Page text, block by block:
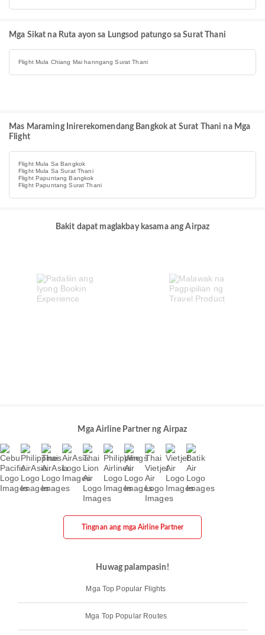
Mga Sikat na Ruta ayon sa Lungsod patungo sa Surat Thani
Flight Mula Chiang Mai hanngang Surat Thani
Mas Maraming Inirerekomendang Bangkok at Surat Thani na Mga
Flight
Flight Mula Sa Bangkok
Flight Mula Sa Surat Thani
Flight Papuntang Bangkok
Flight Papuntang Surat Thani
Bakit dapat maglakbay kasama ang Airpaz
Mga Airline Partner ng Airpaz
Tingnan ang mga Airline Partner
Huwag palampasin!
Mga Top Popular Flights
Mga Top Popular Routes